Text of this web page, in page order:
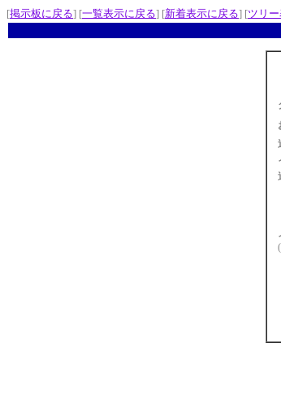
[掲示板に戻る] [一覧表示に戻る] [新着表示に戻る] [ツリ